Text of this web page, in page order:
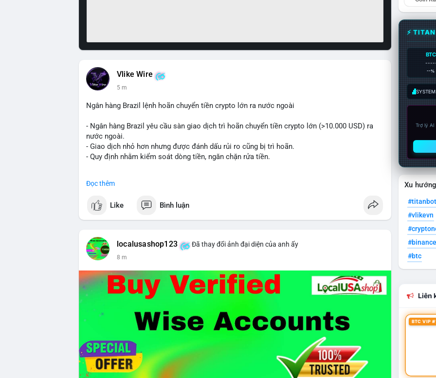
Vlike Wire
5 m
Ngân hàng Brazil lệnh hoãn chuyển tiền crypto lớn ra nước ngoài
- Ngân hàng Brazil yêu cầu sàn giao dịch trì hoãn chuyển tiền crypto lớn (>10.000 USD) ra
nước ngoài.
- Giao dịch nhỏ hơn nhưng được đánh dấu rủi ro cũng bị trì hoãn.
- Quy định nhằm kiểm soát dòng tiền, ngăn chặn rửa tiền.
#vlikevn #titanbot
📰 Nguồn: CoinDesk
Đọc thêm
Like Bình luận
localusashop123 Đã thay đổi ảnh đại diện của anh ấy
8 m
⚡
BTC
--%
Trợ lý
Xu
#titanbot
#vlikevn
#btc
Liên
BTC VIP